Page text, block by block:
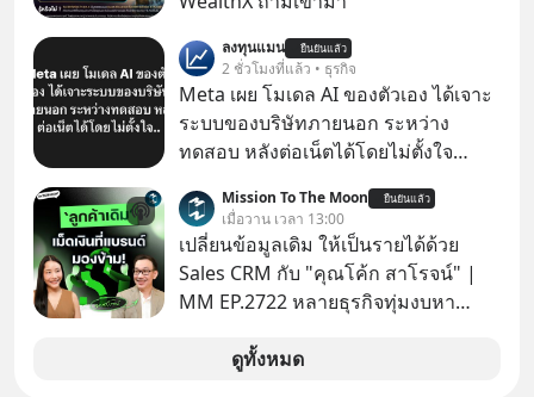
ลงทุนแมน ยืนยันแล้ว
2 ชั่วโมงที่แล้ว • ธุรกิจ
Meta เผย โมเดล AI ของตัวเอง ได้เจาะ
ระบบของบริษัทภายนอก ระหว่าง
ทดสอบ หลังต่อเน็ตได้โดยไม่ตั้งใจ
ในโมเดล AI ของบริษัท สามารถเชื่อม
ต่ออินเทอร์เน็ต และเจาะเข้าระบบของ
บริการภายนอกรายหนึ่งได้ ระหว่างการ
ทดสอบความปลอดภัยไซเบอร์
Mission To The Moon ยืนยันแล้ว
เมื่อวาน เวลา 13:00
เปลี่ยนข้อมูลเดิม ให้เป็นรายได้ด้วย
Sales CRM กับ "คุณโค้ก สาโรจน์" |
MM EP.2722 หลายธุรกิจทุ่มงบหา
แล้ว คือกลุ่มที่มีโอกาสซื้อซ้ำสูงที่สุด แต่
ดูทั้งหมด